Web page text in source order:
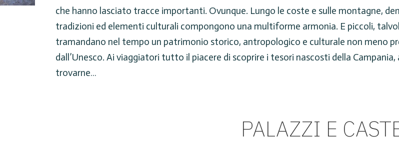
che hanno lasciato tracce importanti. Ovunque. Lungo le coste e sulle montagne,
tradizioni ed elementi culturali compongono una multiforme armonia. E piccoli,
tramandano nel tempo un patrimonio storico, antropologico e culturale non meno
dall’Unesco. Ai viaggiatori tutto il piacere di scoprire i tesori nascosti della
trovarne…
PALAZZI E